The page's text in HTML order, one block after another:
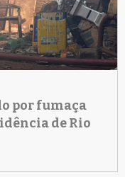
por fumaça
de Rio